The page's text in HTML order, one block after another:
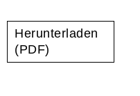
Herunterladen
(PDF)